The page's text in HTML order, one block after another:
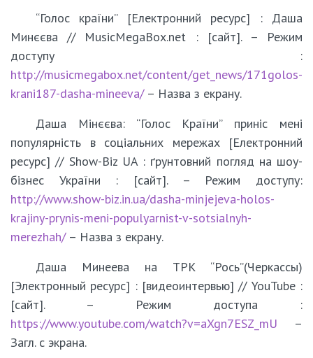
“Голос країни” [Електронний ресурс] : Даша
Минєєва // MusicМegaВox.net : [сайт]. – Режим
доступу :
http://musicmegabox.net/content/get_news/171golos-
krani187-dasha-mineeva/– Назва з екрану.
Даша Мінєєва: “Голос Країни” приніс мені
популярність в соціальних мережах [Електронний
ресурс] // Show-Biz UA : ґрунтовний погляд на шоу-
бізнес України : [сайт]. – Режим доступу:
http://www.show-biz.in.ua/dasha-minjejeva-holos-
krajiny-prynis-meni-populyarnist-v-sotsialnyh-
merezhah/– Назва з екрану.
Даша Минеева на ТРК “Рось”(Черкассы)
[Электронный ресурс] : [видеоинтервью] // YouTube :
[сайт]. – Режим доступа :
https://www.youtube.com/watch?v=aXgn7ESZ_mU –
Загл. с экрана.